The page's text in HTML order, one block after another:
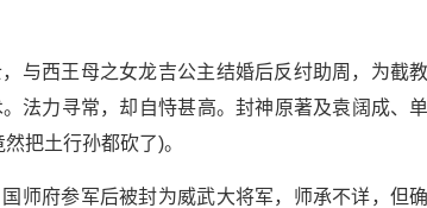
与西王母之女龙吉公主结婚后反纣助周，为截
法力寻常，却自恃甚高。封神原著及袁阔成、
把土行孙都砍了)。
师府参军后被封为威武大将军，师承不详，但